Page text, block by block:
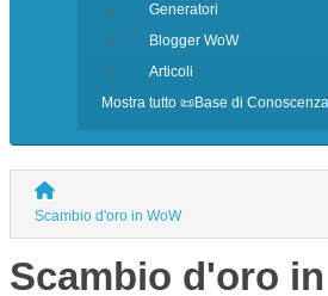
Generatori
Blogger WoW
Articoli
Mostra tutto 📜Base di Conoscenza
Scambio d'oro in WoW
Scambio d'oro